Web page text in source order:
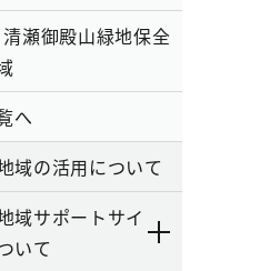
瀬御殿山緑地保全
へ
域の活用について
域サポートサイ
いて